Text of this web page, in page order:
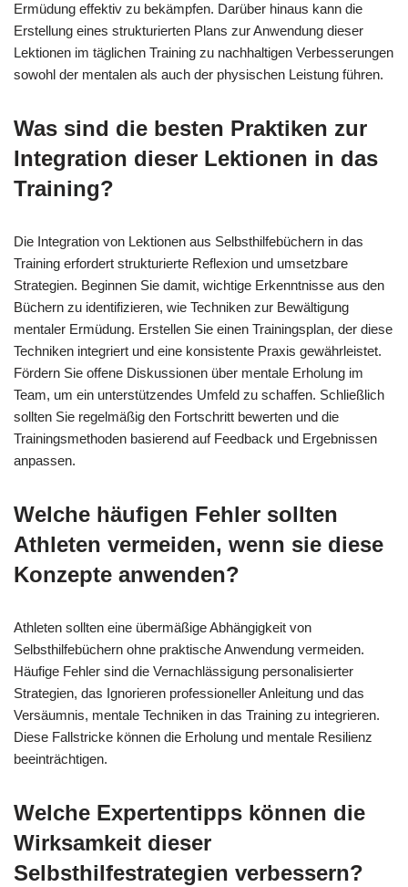
Ermüdung effektiv zu bekämpfen. Darüber hinaus kann die
Erstellung eines strukturierten Plans zur Anwendung dieser
Lektionen im täglichen Training zu nachhaltigen Verbesserungen
sowohl der mentalen als auch der physischen Leistung führen.
Was sind die besten Praktiken zur
Integration dieser Lektionen in das
Training?
Die Integration von Lektionen aus Selbsthilfebüchern in das
Training erfordert strukturierte Reflexion und umsetzbare
Strategien. Beginnen Sie damit, wichtige Erkenntnisse aus den
Büchern zu identifizieren, wie Techniken zur Bewältigung
mentaler Ermüdung. Erstellen Sie einen Trainingsplan, der diese
Techniken integriert und eine konsistente Praxis gewährleistet.
Fördern Sie offene Diskussionen über mentale Erholung im
Team, um ein unterstützendes Umfeld zu schaffen. Schließlich
sollten Sie regelmäßig den Fortschritt bewerten und die
Trainingsmethoden basierend auf Feedback und Ergebnissen
anpassen.
Welche häufigen Fehler sollten
Athleten vermeiden, wenn sie diese
Konzepte anwenden?
Athleten sollten eine übermäßige Abhängigkeit von
Selbsthilfebüchern ohne praktische Anwendung vermeiden.
Häufige Fehler sind die Vernachlässigung personalisierter
Strategien, das Ignorieren professioneller Anleitung und das
Versäumnis, mentale Techniken in das Training zu integrieren.
Diese Fallstricke können die Erholung und mentale Resilienz
beeinträchtigen.
Welche Expertentipps können die
Wirksamkeit dieser
Selbsthilfestrategien verbessern?